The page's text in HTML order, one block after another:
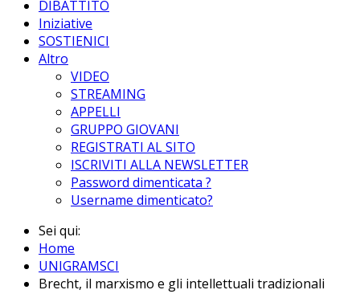
DIBATTITO
Iniziative
SOSTIENICI
Altro
VIDEO
STREAMING
APPELLI
GRUPPO GIOVANI
REGISTRATI AL SITO
ISCRIVITI ALLA NEWSLETTER
Password dimenticata ?
Username dimenticato?
Sei qui:
Home
UNIGRAMSCI
Brecht, il marxismo e gli intellettuali tradizionali